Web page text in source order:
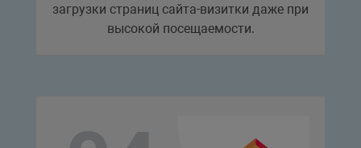
загрузки страниц сайта-визитки даже при
высокой посещаемости.